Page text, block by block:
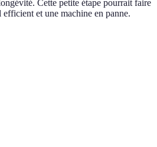
Cette petite étape pourrait faire
et une machine en panne.